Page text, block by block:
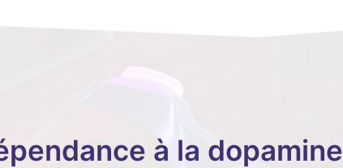
à la dopamine